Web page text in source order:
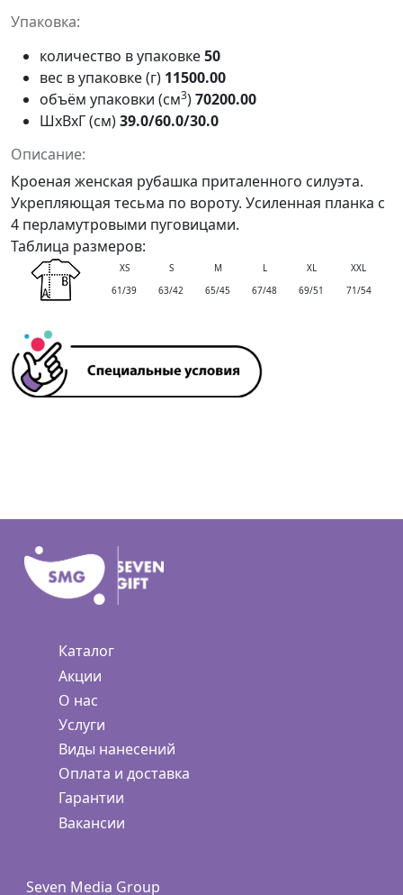
Упаковка:
количество в упаковке50
вес в упаковке (г) 11500.00
объём упаковки (см3)70200.00
ШxВxГ (см)39.0/60.0/30.0
Описание:
Кроеная женская рубашка приталенного силуэта.
Укрепляющая тесьма по вороту. Усиленная планка с
4 перламутровыми пуговицами.
Таблица размеров:
XS S M L XL
XXL
61/39
63/42 65/45 67/48 69/51 71/54
Каталог
Акции
О нас
Услуги
Виды нанесений
Оплата и доставка
Гарантии
Вакансии
Seven Media Group